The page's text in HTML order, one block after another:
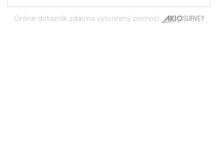
Online dotazník zdarma vytvořený pomocí